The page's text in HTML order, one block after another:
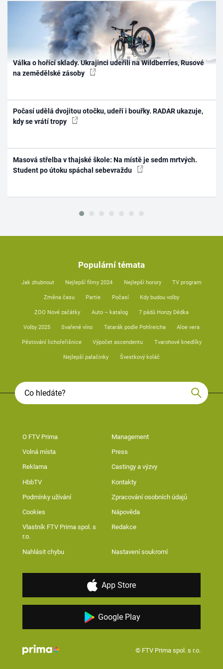
Válka o hořící sklady. Ukrajinci udeřili na Wildberries, Rusové
na zemědělské zásoby
Počasí udělá dvojitou otočku, udeří i bouřky. RADAR ukazuje,
kdy se vrátí tropy
Masová střelba v thajské škole: Na místě je sedm mrtvých.
Student po útoku spáchal sebevraždu
Populární témata
Jak zhubnout Nejlepší filmy 2024 Nejlepší horory TV program
Změna času Partie Počasí Kdy budou volby
ZOO Nové začátky Auto – katalog 7 pádů Honzy Dědka
Volby 2025 Svařené víno Tatarák podle Pohlreicha Aloe vera
Pěstování lichořeřišnice Výpočet ascendentu Tvarohové knedlíky
Nejlepší palačinky Švestkový koláč
O FTV Prima Management
Volná místa Press
Reklama Castingy a výzvy
HbbTV Kontakty
Podmínky užívání Zpracování osobních údajů
Cookies Nápověda
Vlastník FTV Prima spol. s
r.o.
Redakce
Nahlásit chybu Nastavení soukromí
App Store
Google Play
© FTV Prima spol. s r.o.